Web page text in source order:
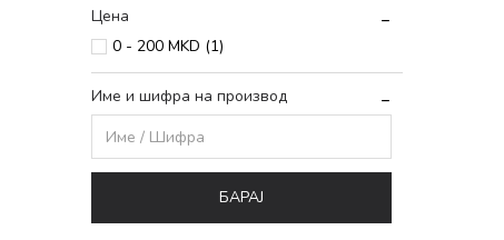
Цена
0 - 200 MKD (1)
Име и шифра на производ
БАРАЈ